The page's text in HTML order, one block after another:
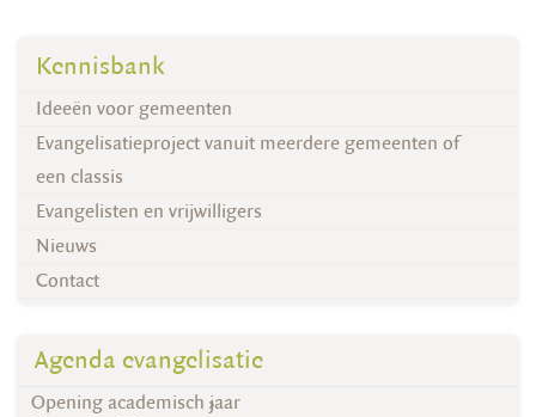
Kennisbank
Ideeën voor gemeenten
Evangelisatieproject vanuit meerdere gemeenten of
een classis
Evangelisten en vrijwilligers
Nieuws
Contact
Agenda evangelisatie
Opening academisch jaar